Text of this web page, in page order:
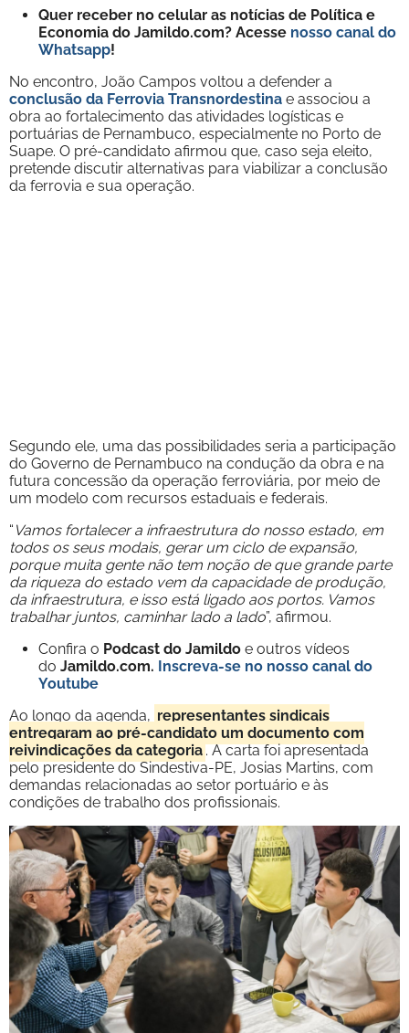
Quer receber no celular as notícias de Política e
Economia do Jamildo.com? Acesse nosso canal do
Whatsapp!
No encontro, João Campos voltou a defender a
conclusão da Ferrovia Transnordestina e associou a
obra ao fortalecimento das atividades logísticas e
portuárias de Pernambuco, especialmente no Porto de
Suape. O pré-candidato afirmou que, caso seja eleito,
pretende discutir alternativas para viabilizar a conclusão
da ferrovia e sua operação.
Segundo ele, uma das possibilidades seria a participação
do Governo de Pernambuco na condução da obra e na
futura concessão da operação ferroviária, por meio de
um modelo com recursos estaduais e federais.
“ Vamos fortalecer a infraestrutura do nosso estado, em
todos os seus modais, gerar um ciclo de expansão,
porque muita gente não tem noção de que grande parte
da riqueza do estado vem da capacidade de produção,
da infraestrutura, e isso está ligado aos portos. Vamos
trabalhar juntos, caminhar lado a lado”, afirmou.
Confira o Podcast do Jamildo e outros vídeos
do Jamildo.com. Inscreva-se no nosso canal do
Youtube
Ao longo da agenda, representantes sindicais
entregaram ao pré-candidato um documento com
reivindicações da categoria. A carta foi apresentada
pelo presidente do Sindestiva-PE, Josias Martins, com
demandas relacionadas ao setor portuário e às
condições de trabalho dos profissionais.